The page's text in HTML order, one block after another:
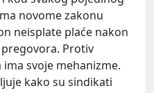
novome zakonu
neisplate plaće nakon
Protiv
svoje mehanizme.
kako su sindikati